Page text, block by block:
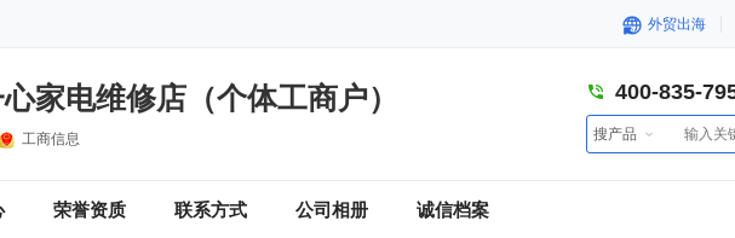
外贸出海
家电维修店（个体工商户）
工商信息
400-835-
搜产品
荣誉资质 联系方式 公司相册 诚信档案